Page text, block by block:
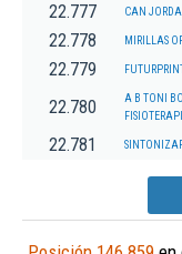
22.777 CAN
22.778 MIRILLAS
22.779
22.780
A B TONI
22.781